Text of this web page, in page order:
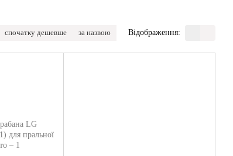
спочатку дешевше за назвою Відображення: